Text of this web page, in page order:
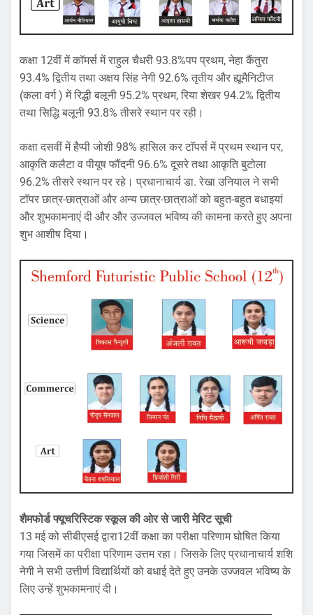
कक्षा 12वीं में काॅमर्स में राहुल चैधरी 93.8%पप प्रथम, नेहा कैंतुरा
93.4% द्वितीय तथा अक्षय सिंह नेगी 92.6% तृतीय और ह्यूमैनिटीज
(कला वर्ग ) में रिद्धी बलूनी 95.2% प्रथम, रिया शेखर 94.2% द्वितीय
तथा सिद्धि बलूनी 93.8% तीसरे स्थान पर रही।
कक्षा दसवीं में हैप्पी जोशी 98% हासिल कर टाॅपर्स में प्रथम स्थान पर,
आकृति कलैटा व पीयूष फौंदनी 96.6% दूसरे तथा आकृति बुटोला
96.2% तीसरे स्थान पर रहे। प्रधानाचार्य डा. रेखा उनियाल ने सभी
टाॅपर छात्र-छात्राओं और अन्य छात्र-छात्राओं को बहुत-बहुत बधाइयां
और शुभकामनाएं दी और और उज्जवल भविष्य की कामना करते हुए अपना
शुभ आशीष दिया।
शैमफोर्ड फ्यूचरिस्टिक स्कूल की ओर से जारी मेरिट सूची
13 मई को सीबीएसई द्वारा12वीं कक्षा का परीक्षा परिणाम घोषित किया
गया जिसमें का परीक्षा परिणाम उत्तम रहा। जिसके लिए प्रधानाचार्य शशि
नेगी ने सभी उत्तीर्ण विद्यार्थियों को बधाई देते हुए उनके उज्जवल भविष्य के
लिए उन्हें शुभकामनाएं दी।